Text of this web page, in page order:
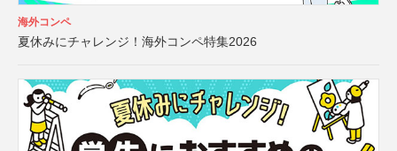
海外コンペ
夏休みにチャレンジ！海外コンペ特集2026